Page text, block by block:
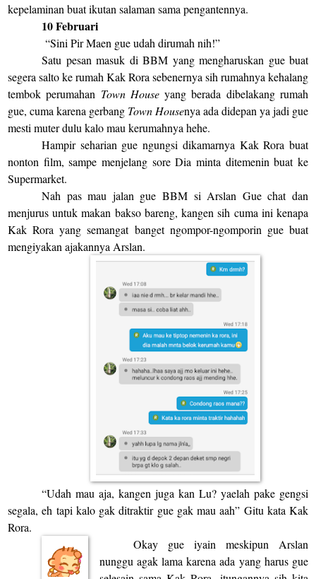
kepelaminan buat ikutan salaman sama pengantennya.
10 Februari
“Sini Pir Maen gue udah dirumah nih!”
Satu pesan masuk di BBM yang mengharuskan gue buat
segera salto ke rumah Kak Rora sebenernya sih rumahnya kehalang
tembok perumahan Town Houseyang berada dibelakang rumah
gue, cuma karena gerbang Town Housenya ada didepan ya jadi gue
mesti muter dulu kalo mau kerumahnya hehe.
Hampir seharian gue ngungsi dikamarnya Kak Rora buat
nonton film, sampe menjelang sore Dia minta ditemenin buat ke
Supermarket.
Nah pas mau jalan gue BBM si Arslan Gue chat dan
menjurus untuk makan bakso bareng, kangen sih cuma ini kenapa
Kak Rora yang semangat banget ngompor-ngomporin gue buat
mengiyakan ajakannya Arslan.
“Udah mau aja, kangen juga kan Lu? yaelah pake gengsi
segala, eh tapi kalo gak ditraktir gue gak mau aah” Gitu kata Kak
Rora.
Okay gue iyain meskipun Arslan
nunggu agak lama karena ada yang harus gue